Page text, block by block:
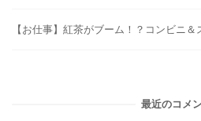
【お仕事】紅茶がブーム！？コンビニ
最近のコメ